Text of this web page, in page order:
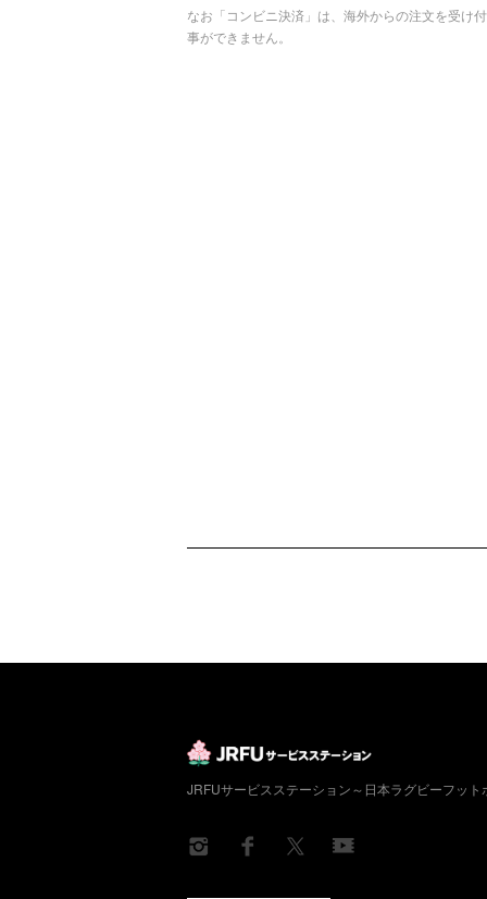
なお「コンビニ決済」は、海外からの注文を受け
事ができません。
JRFUサービスステーション～日本ラグビーフット